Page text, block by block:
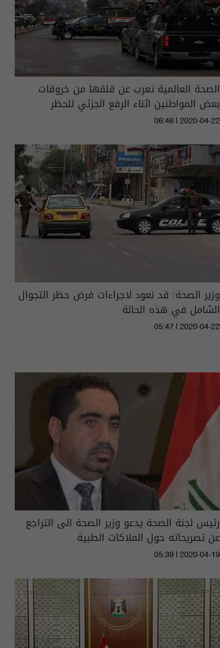
الصحة العالمية تعرب عن قلقها من خروقات
بعض المواطنين اثناء الرفع الجزئي للحظر
06:46 | 2020-04-22
وزير الصحة: قد نعود لاجراءات فرض حظر التجوال
الشامل في هذه الحالة
05:47 | 2020-04-22
رئيس لجنة الصحة يدعو وزير الصحة الى التراجع
عن تصريحاته حول الملاكات الطبية
05:39 | 2020-04-19